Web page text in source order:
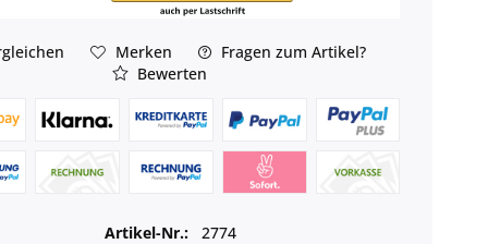
Merken
Fragen zum Artikel?
Bewerten
Artikel-Nr.:
2774